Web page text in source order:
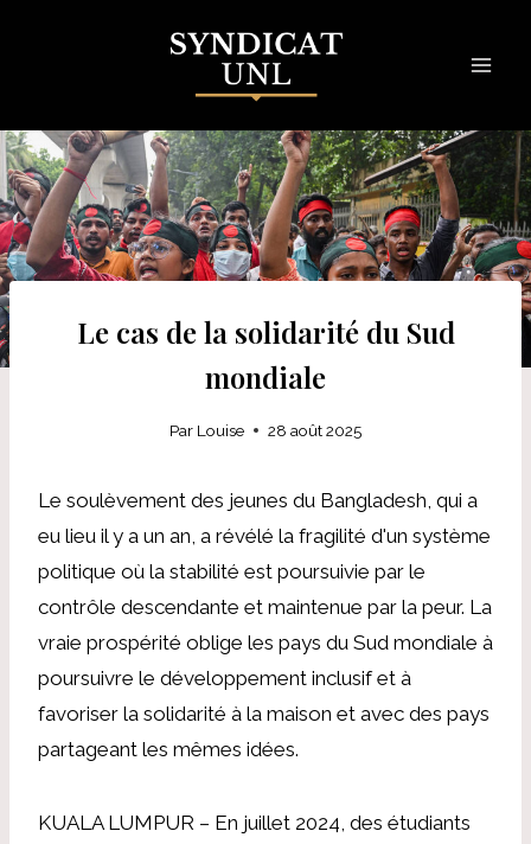
Le cas de la solidarité du Sud
mondiale
Par Louise 28 août 2025
Le soulèvement des jeunes du Bangladesh, qui a
eu lieu il y a un an, a révélé la fragilité d'un système
politique où la stabilité est poursuivie par le
contrôle descendante et maintenue par la peur. La
vraie prospérité oblige les pays du Sud mondiale à
poursuivre le développement inclusif et à
favoriser la solidarité à la maison et avec des pays
partageant les mêmes idées.
KUALA LUMPUR – En juillet 2024, des étudiants